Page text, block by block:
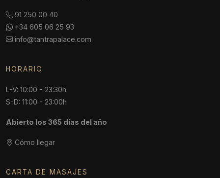
91 250 00 40
+34 605 06 25 93
info@tantrapalace.com
HORARIO
L-V: 10:00 - 23:30h
S-D: 11:00 - 23:00h
Abierto los 365 días del año
Cómo llegar
CARTA DE MASAJES